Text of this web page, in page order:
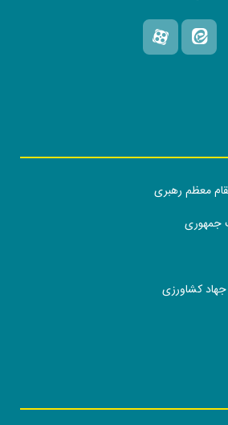
معظم رهبری
جمهوری
جهاد کشاورزی